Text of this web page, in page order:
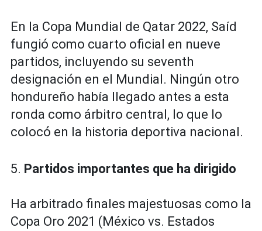
En la Copa Mundial de Qatar 2022, Saíd
fungió como cuarto oficial en nueve
partidos, incluyendo su seventh
designación en el Mundial. Ningún otro
hondureño había llegado antes a esta
ronda como árbitro central, lo que lo
colocó en la historia deportiva nacional.
5. Partidos importantes que ha dirigido
Ha arbitrado finales majestuosas como la
Copa Oro 2021 (México vs. Estados